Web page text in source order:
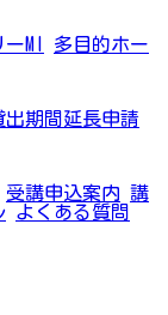
MI
多目的ホー
出期間延長申請
受講申込案内 講
よくある質問